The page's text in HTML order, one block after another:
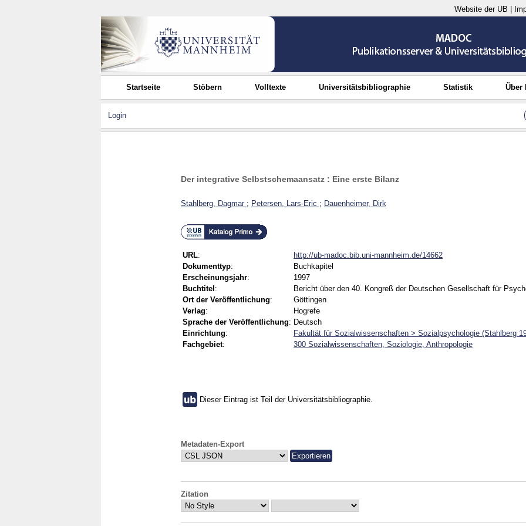
Website der UB
Startseite Stöbern Volltexte Universitätsbibliographie Statistik Über
Login
Der integrative Selbstschemaansatz : Eine erste Bilanz
Stahlberg, Dagmar ; Petersen, Lars-Eric ; Dauenheimer, Dirk
URL:
http://ub-madoc.bib.uni-mannheim.de/14662
Dokumenttyp:
Buchkapitel
Erscheinungsjahr:
1997
Buchtitel :
Bericht über den 40. Kongreß der Deutschen Gesellschaft für
Ort der Veröffentlichung:
Göttingen
Verlag:
Hogrefe
Sprache der Veröffentlichung: Deutsch
Einrichtung:
Fakultät für Sozialwissenschaften > Sozialpsychologie (Stahlberg
Fachgebiet: 300 Sozialwissenschaften, Soziologie, Anthropologie
Dieser Eintrag ist Teil der Universitätsbibliographie.
Metadaten-Export
Zitation